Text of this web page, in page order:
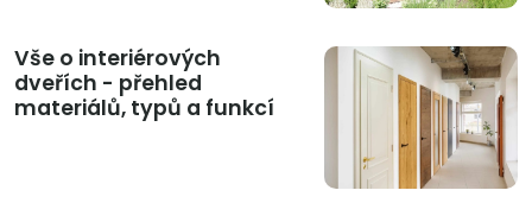
Vše o interiérových
dveřích - přehled
materiálů, typů a funkcí